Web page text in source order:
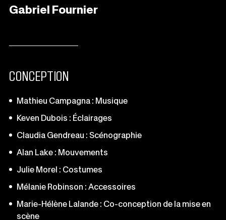
Gabriel Fournier
CONCEPTION
Mathieu Campagna : Musique
Keven Dubois : Éclairages
Claudia Gendreau : Scénographie
Alan Lake : Mouvements
Julie Morel : Costumes
Mélanie Robinson : Accessoires
Marie-Hélène Lalande : Co-conception de la mise en
scène